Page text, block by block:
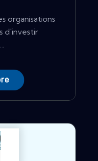
organisations
d'investir